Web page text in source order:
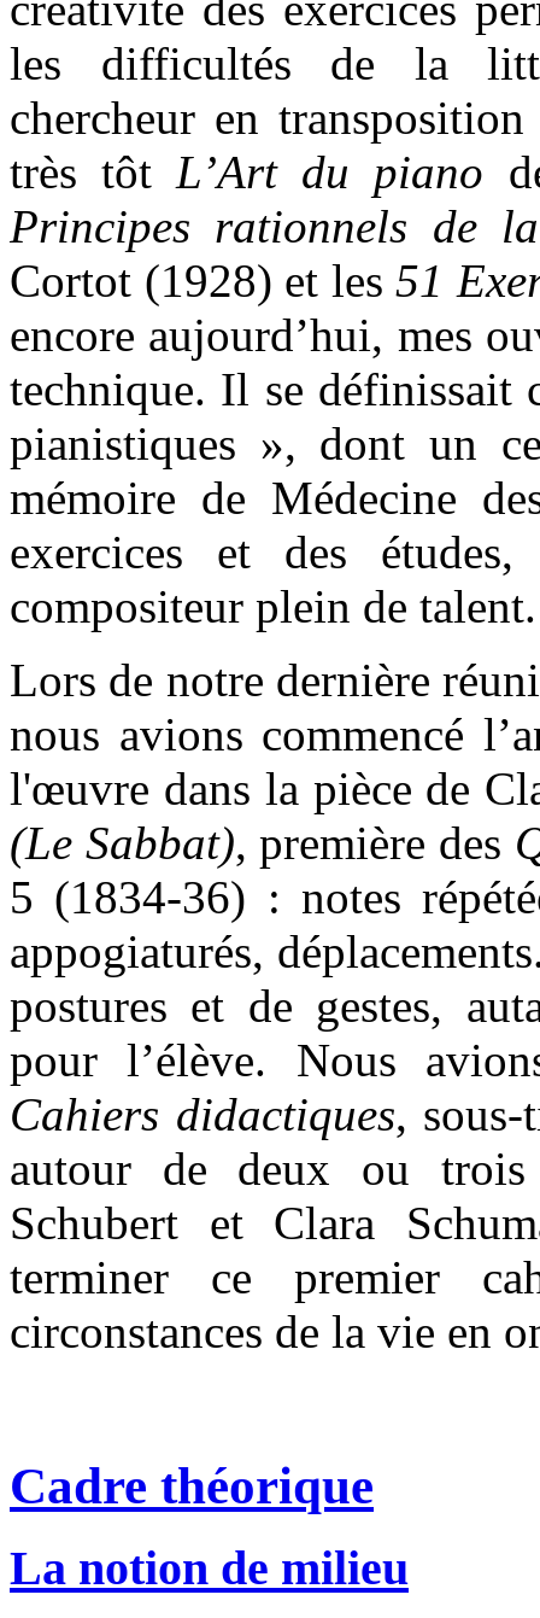
les difficultés de la
chercheur en
très tôtL’Art du piano
Principes rationnels de
Cortot (1928) et les51
encore aujourd’hui, mes
technique. Il se définissait
pianistiques », dont un
mémoire de Médecine
exercices et des
compositeur plein de talent.
Lors de notre dernière
nous avions commencé
l'œuvre dans la pièce de
(Le Sabbat), première des
5 (1834-36) : notes
appogiaturés,
postures et de gestes,
pour l’élève. Nous
Cahiers didactiques, sous-
autour de deux ou
Schubert et Clara
terminer ce premier
circonstances de la vie en
Cadre théorique
La notion de milieu